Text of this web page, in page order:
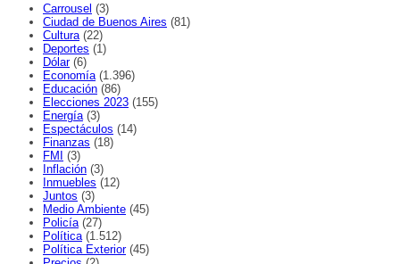
Carrousel (3)
Ciudad de Buenos Aires (81)
Cultura (22)
Deportes (1)
Dólar(6)
Economía (1.396)
Educación (86)
Elecciones 2023 (155)
Energía (3)
Espectáculos (14)
Finanzas (18)
FMI
(3)
Inflación (3)
Inmuebles (12)
Juntos (3)
Medio Ambiente (45)
Policía (27)
Política (1.512)
Política Exterior(45)